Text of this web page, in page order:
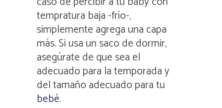
tempratura baja -frío-,
simplemente agrega una capa
más. Si usa un saco de dormir,
asegúrate de que sea el
adecuado para la temporada y
del tamaño adecuado para tu
bebé.